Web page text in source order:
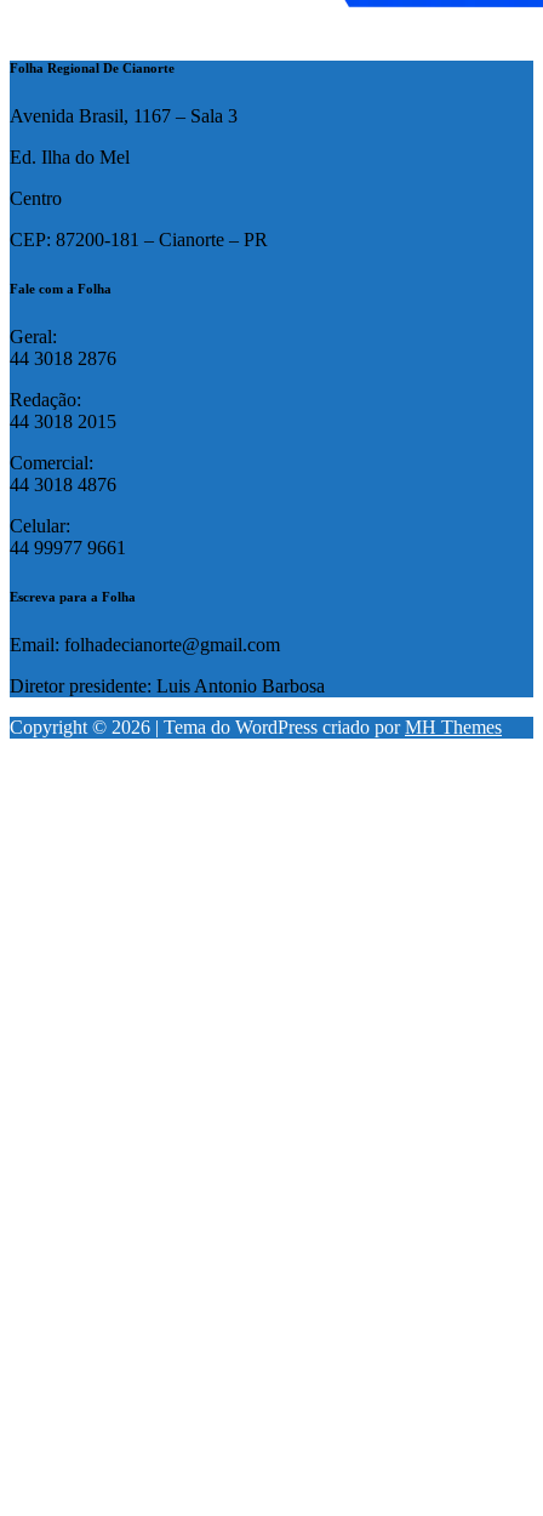
Folha Regional De Cianorte
Avenida Brasil, 1167 – Sala 3
Ed. Ilha do Mel
Centro
CEP: 87200-181 – Cianorte – PR
Fale com a Folha
Geral:
44 3018 2876
Redação:
44 3018 2015
Comercial:
44 3018 4876
Celular:
44 99977 9661
Escreva para a Folha
Email: folhadecianorte@gmail.com
Diretor presidente: Luis Antonio Barbosa
Copyright © 2026 | Tema do WordPress criado porMH Themes